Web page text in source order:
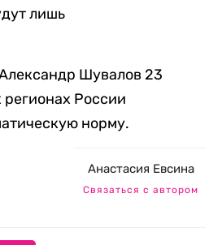
лишь
Шувалов 23
регионах России
норму.
Анастасия Евсина
Связаться с автором